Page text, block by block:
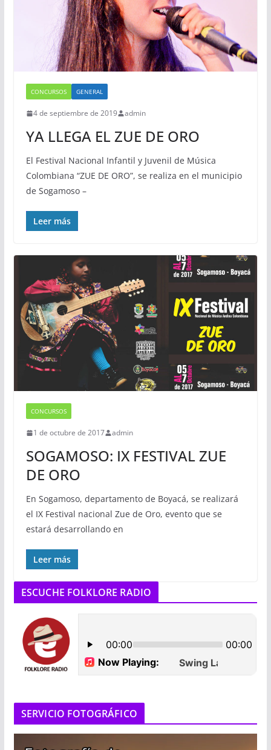
CONCURSOS GENERAL
4 de septiembre de 2019 admin
YA LLEGA EL ZUE DE ORO
El Festival Nacional Infantil y Juvenil de Música
Colombiana “ZUE DE ORO”, se realiza en el municipio
de Sogamoso –
Leer más
CONCURSOS
1 de octubre de 2017 admin
SOGAMOSO: IX FESTIVAL ZUE
DE ORO
En Sogamoso, departamento de Boyacá, se realizará
el IX Festival nacional Zue de Oro, evento que se
estará desarrollando en
Leer más
ESCUCHE FOLKLORE RADIO
SERVICIO FOTOGRÁFICO